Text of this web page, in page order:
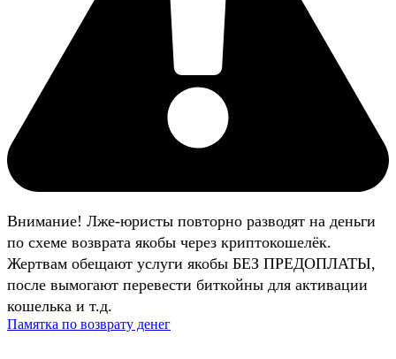
Внимание! Лже-юристы повторно разводят на деньги
по схеме возврата якобы через криптокошелёк.
Жертвам обещают услуги якобы БЕЗ ПРЕДОПЛАТЫ,
после вымогают перевести биткойны для активации
кошелька и т.д.
Памятка по возврату денег